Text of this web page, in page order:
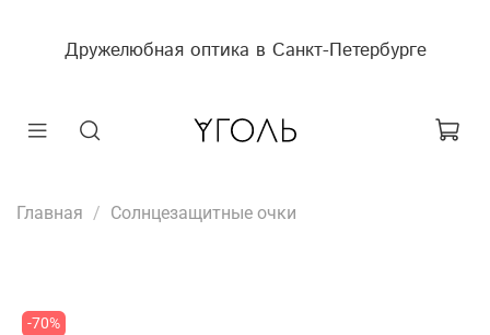
Дружелюбная оптика в Санкт-Петербурге
Главная Солнцезащитные очки
-70%